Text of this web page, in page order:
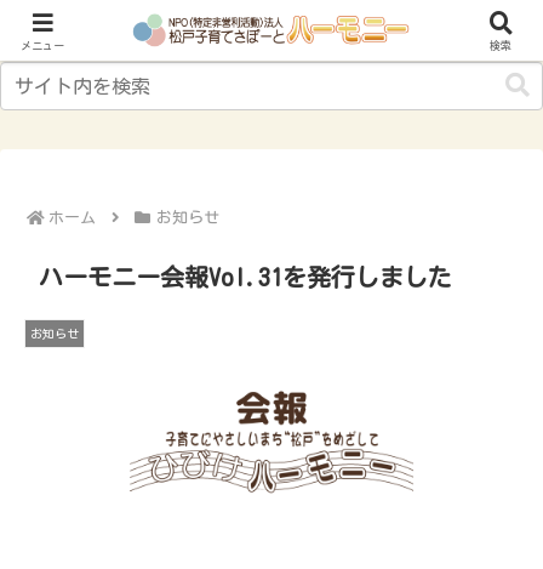
子育てにやさしいまち“松戸”をめざして
ホーム お知らせ
ハーモニー会報Vol.31を発行しました
お知らせ
メニュー 検索